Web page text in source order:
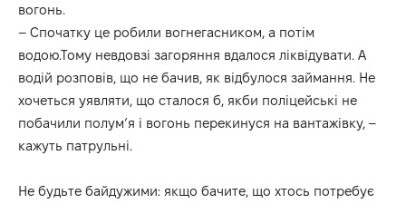
вогонь.
– Спочатку це робили вогнегасником, а потім
водою.Тому невдовзі загоряння вдалося ліквідувати. А
водій розповів, що не бачив, як відбулося займання. Не
хочеться уявляти, що сталося б, якби поліцейські не
побачили полум’я і вогонь перекинуся на вантажівку, –
кажуть патрульні.
Не будьте байдужими: якщо бачите, що хтось потребує